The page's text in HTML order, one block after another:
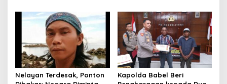
Perekonomian dan
Promosikan Produk UMKM
Lokal Masyarakat Belitung
Pemerintahan Desa
Nelayan Terdesak, Ponton
Kapolda Babel Beri